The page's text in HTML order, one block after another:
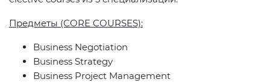
Предметы (CORE COURSES):
Business Negotiation
Business Strategy
Business Project Management